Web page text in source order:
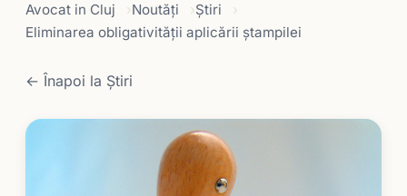
Avocat in Cluj Noutăți
Știri
Eliminarea obligativităţii aplicării ştampilei
← Înapoi la Știri